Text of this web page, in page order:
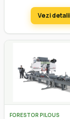
înălțimii electric.
Vezi detalii
FORESTOR PILOUS